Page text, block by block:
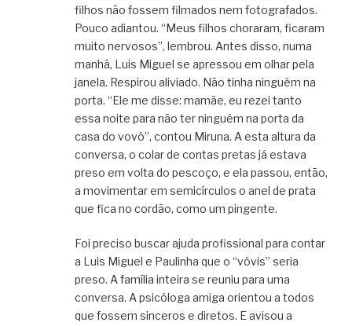
filhos não fossem filmados nem fotografados.
Pouco adiantou. “Meus filhos choraram, ficaram
muito nervosos”, lembrou. Antes disso, numa
manhã, Luis Miguel se apressou em olhar pela
janela. Respirou aliviado. Não tinha ninguém na
porta. “Ele me disse: mamãe, eu rezei tanto
essa noite para não ter ninguém na porta da
casa do vovô”, contou Miruna. A esta altura da
conversa, o colar de contas pretas já estava
preso em volta do pescoço, e ela passou, então,
a movimentar em semicírculos o anel de prata
que fica no cordão, como um pingente.
Foi preciso buscar ajuda profissional para contar
a Luis Miguel e Paulinha que o “vôvis” seria
preso. A família inteira se reuniu para uma
conversa. A psicóloga amiga orientou a todos
que fossem sinceros e diretos. E avisou a